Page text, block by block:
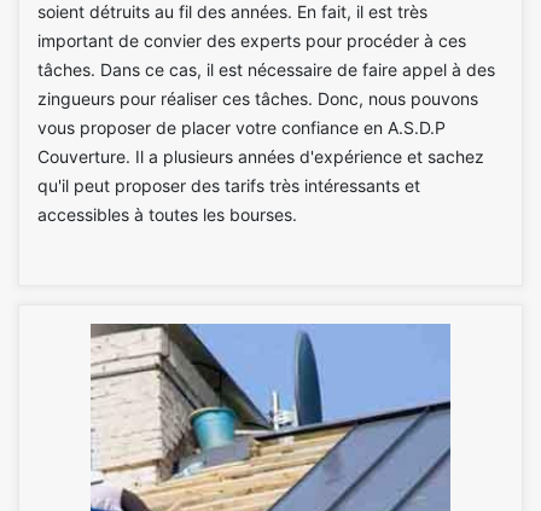
soient détruits au fil des années. En fait, il est très
important de convier des experts pour procéder à ces
tâches. Dans ce cas, il est nécessaire de faire appel à des
zingueurs pour réaliser ces tâches. Donc, nous pouvons
vous proposer de placer votre confiance en A.S.D.P
Couverture. Il a plusieurs années d'expérience et sachez
qu'il peut proposer des tarifs très intéressants et
accessibles à toutes les bourses.